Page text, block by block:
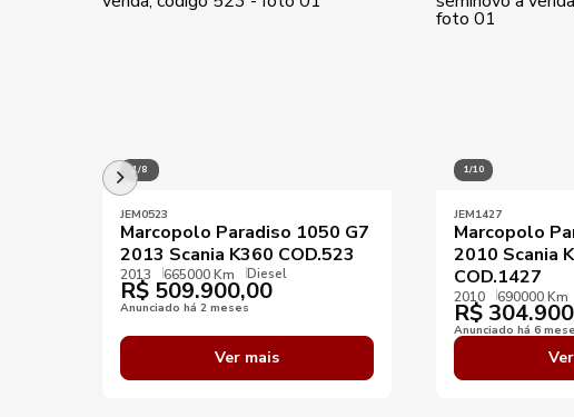
1/8
JEM0523
Marcopolo Paradiso 1050 G7
2013 Scania K360 COD.523
2013 665000 Km Diesel
R$ 509.900,00
Anunciado há 2 meses
Ver mais
1/10
JEM1427
Marcopolo
2010 Scania
COD.1427
2010 690000 Km
R$
Anunciado há 6